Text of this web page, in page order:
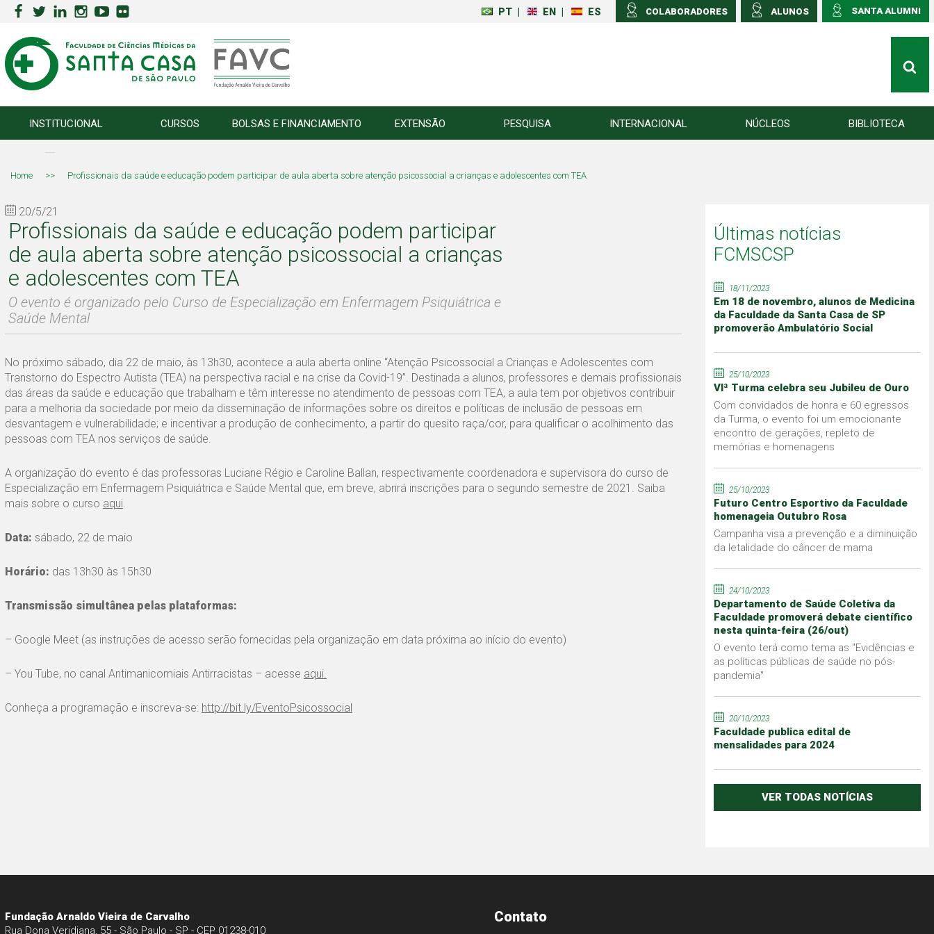
SANTA ALUMNI
ALUNOS
COLABORADORES
PT EN ES
INSTITUCIONAL CURSOS BOLSAS E FINANCIAMENTO EXTENSÃO PESQUISA INTERNACIONAL NÚCLEOS BIBLIOTECA
Home >> Profissionais da saúde e educação podem participar de aula aberta sobre atenção psicossocial a crianças e adolescentes com TEA
20/5/21
Profissionais da saúde e educação podem participar
de aula aberta sobre atenção psicossocial a crianças
e adolescentes com TEA
O evento é organizado pelo Curso de Especialização em Enfermagem Psiquiátrica e
Saúde Mental
No próximo sábado, dia 22 de maio, às 13h30, acontece a aula aberta online “Atenção Psicossocial a Crianças e Adolescentes com
Transtorno do Espectro Autista (TEA) na perspectiva racial e na crise da Covid-19”. Destinada a alunos, professores e demais profissionais
das áreas da saúde e educação que trabalham e têm interesse no atendimento de pessoas com TEA, a aula tem por objetivos contribuir
para a melhoria da sociedade por meio da disseminação de informações sobre os direitos e políticas de inclusão de pessoas em
desvantagem e vulnerabilidade; e incentivar a produção de conhecimento, a partir do quesito raça/cor, para qualificar o acolhimento das
pessoas com TEA nos serviços de saúde.
A organização do evento é das professoras Luciane Régio e Caroline Ballan, respectivamente coordenadora e supervisora do curso de
Especialização em Enfermagem Psiquiátrica e Saúde Mental que, em breve, abrirá inscrições para o segundo semestre de 2021. Saiba
mais sobre o curso aqui.
Data: sábado, 22 de maio
Horário: das 13h30 às 15h30
Transmissão simultânea pelas plataformas:
– Google Meet (as instruções de acesso serão fornecidas pela organização em data próxima ao início do evento)
– You Tube, no canal Antimanicomiais Antirracistas – acesse aqui.
Conheça a programação e inscreva-se: http://bit.ly/EventoPsicossocial
Últimas notícias
FCMSCSP
18/11/2023
Em 18 de novembro, alunos de Medicina
da Faculdade da Santa Casa de SP
promoverão Ambulatório Social
25/10/2023
VIª Turma celebra seu Jubileu de Ouro
Com convidados de honra e 60 egressos
da Turma, o evento foi um emocionante
encontro de gerações, repleto de
memórias e homenagens
25/10/2023
Futuro Centro Esportivo da Faculdade
homenageia Outubro Rosa
Campanha visa a prevenção e a diminuição
da letalidade do câncer de mama
24/10/2023
Departamento de Saúde Coletiva da
Faculdade promoverá debate científico
nesta quinta-feira (26/out)
O evento terá como tema as "Evidências e
as políticas públicas de saúde no pós-
pandemia"
20/10/2023
Faculdade publica edital de
mensalidades para 2024
VER TODAS NOTÍCIAS
Fundação Arnaldo Vieira de Carvalho
Rua Dona Veridiana, 55 - São Paulo - SP - CEP 01238-010
Contato